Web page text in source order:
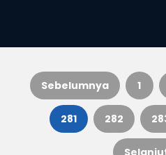
Paginasi
Sebelumnya 1
281 282